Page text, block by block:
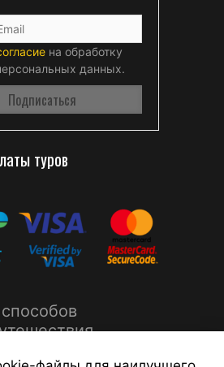
на обработку
данных.
туров